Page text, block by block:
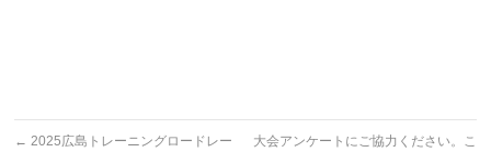
← 2025広島トレーニングロードレー
大会アンケートにご協力ください。こ